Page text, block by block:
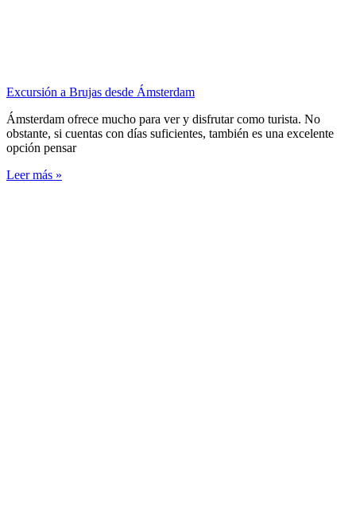
Excursión a Brujas desde Ámsterdam
Ámsterdam ofrece mucho para ver y disfrutar como turista. No
obstante, si cuentas con días suficientes, también es una excelente
opción pensar
Leer más »